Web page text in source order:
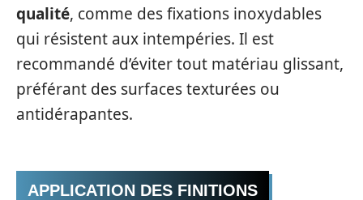
qualité, comme des fixations inoxydables
qui résistent aux intempéries. Il est
recommandé d’éviter tout matériau glissant,
préférant des surfaces texturées ou
antidérapantes.
APPLICATION DES FINITIONS